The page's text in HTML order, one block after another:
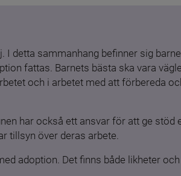
detta sammanhang befinner sig
fattas. Barnets bästa ska vara
och i arbetet med att förbereda
har också ett ansvar för att ge stöd
tillsyn över deras arbete.
adoption. Det finns både likheter